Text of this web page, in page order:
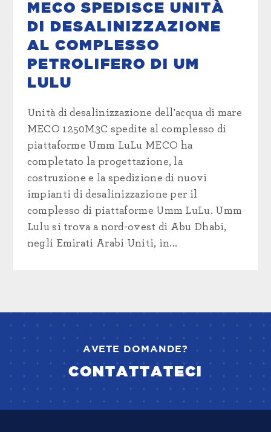
MECO SPEDISCE UNITÀ
DI DESALINIZZAZIONE
AL COMPLESSO
PETROLIFERO DI UM
LULU
Unità di desalinizzazione dell'acqua di mare
MECO 1250M3C spedite al complesso di
piattaforme Umm LuLu MECO ha
completato la progettazione, la
costruzione e la spedizione di nuovi
impianti di desalinizzazione per il
complesso di piattaforme Umm LuLu. Umm
Lulu si trova a nord-ovest di Abu Dhabi,
negli Emirati Arabi Uniti, in...
AVETE DOMANDE?
CONTATTATECI